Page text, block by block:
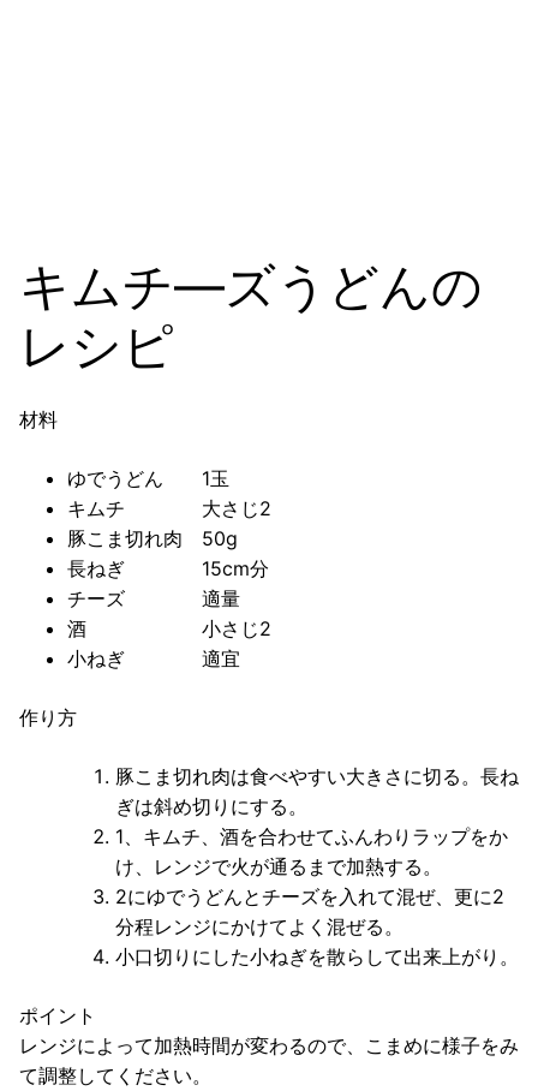
キムチ―ズうどんの
レシピ
材料
ゆでうどん 1玉
キムチ 大さじ2
豚こま切れ肉 50g
長ねぎ 15cm分
チーズ 適量
酒 小さじ2
小ねぎ 適宜
作り方
豚こま切れ肉は食べやすい大きさに切る。長ね
ぎは斜め切りにする。
1、キムチ、酒を合わせてふんわりラップをか
け、レンジで火が通るまで加熱する。
2にゆでうどんとチーズを入れて混ぜ、更に2
分程レンジにかけてよく混ぜる。
小口切りにした小ねぎを散らして出来上がり。
ポイント
レンジによって加熱時間が変わるので、こまめに様子をみ
て調整してください。